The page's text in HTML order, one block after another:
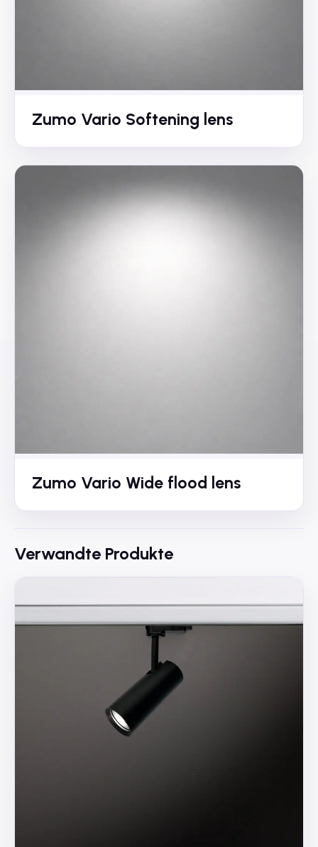
Zumo Vario Softening lens
Zumo Vario Wide flood lens
Verwandte Produkte